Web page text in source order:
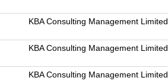
KBA Consulting Management Limited
KBA Consulting Management Limited
KBA Consulting Management Limited